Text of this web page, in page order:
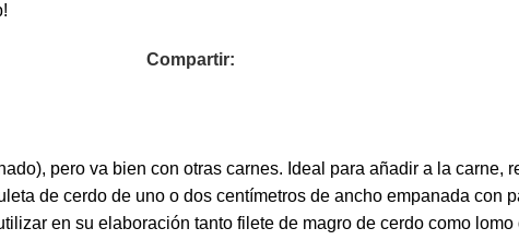
Compartir:
pero va bien con otras carnes. Ideal para añadir a la carne,
de cerdo de uno o dos centímetros de ancho empanada con
en su elaboración tanto filete de magro de cerdo como